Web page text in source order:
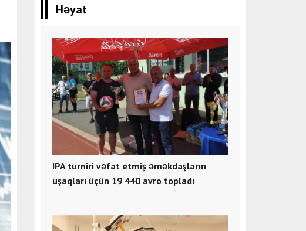
Həyat
IPA turniri vəfat etmiş əməkdaşların
uşaqları üçün 19 440 avro topladı